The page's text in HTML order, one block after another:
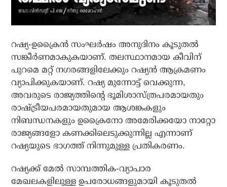
റഷ്യ-ഉക്രൈന്‍ സംഘര്‍ഷം അനുദിനം കൂടുതല്‍
സങ്കീര്‍ണമാകുകയാണ്. തലസ്ഥാനമായ കീവിന്
പുറമെ മറ്റ് നഗരങ്ങളിലേക്കും റഷ്യന്‍ ആക്രമണം
വ്യാപിക്കുകയാണ്. റഷ്യ മുന്നോട്ട് വെക്കുന്ന,
അവരുടെ രാജ്യത്തിന്റെ ഭൂമിശാസ്ത്രപരമായതും
രാഷ്ട്രീയപരമായതുമായ ആശങ്കകളും
നിബന്ധനകളും ഉക്രൈനോ അമേരിക്കയോ നാറ്റോ
രാജ്യങ്ങളോ കണക്കിലെടുക്കുന്നില്ല എന്നാണ്
റഷ്യയുടെ ഭാഗത്ത് നിന്നുമുള്ള പ്രതികരണം.
റഷ്യക്ക് മേല്‍ സാമ്പത്തിക-വ്യാപാര
മേഖലകളിലുള്ള ഉപരോധങ്ങളുമായി കൂടുതല്‍